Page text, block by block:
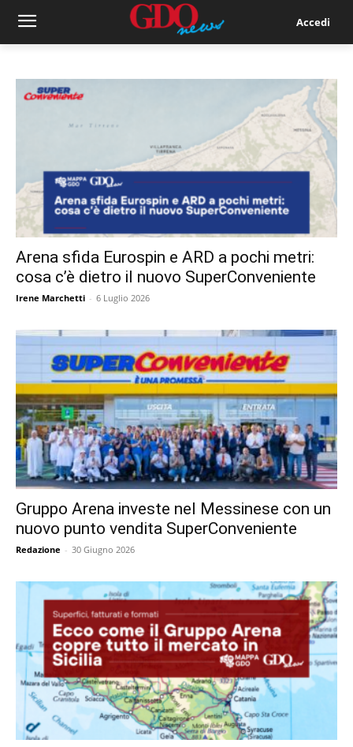
Accedi
Arena sfida Eurospin e ARD a pochi metri:
cosa c’è dietro il nuovo SuperConveniente
Irene Marchetti - 6 Luglio 2026
Gruppo Arena investe nel Messinese con un
nuovo punto vendita SuperConveniente
Redazione - 30 Giugno 2026